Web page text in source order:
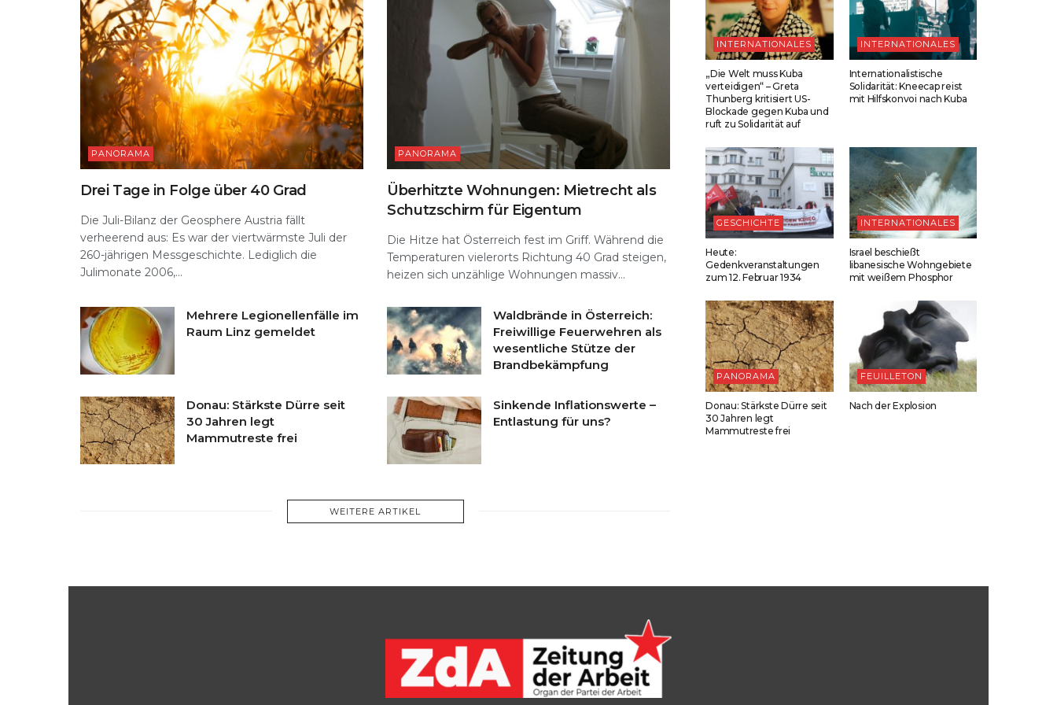
PANORAMA
Drei Tage in Folge über 40 Grad
Die Juli-Bilanz der Geosphere Austria fällt
verheerend aus: Es war der viertwärmste Juli der
260-jährigen Messgeschichte. Lediglich die
Julimonate 2006,...
PANORAMA
Überhitzte Wohnungen: Mietrecht als
Schutzschirm für Eigentum
Die Hitze hat Österreich fest im Griff. Während die
Temperaturen vielerorts Richtung 40 Grad steigen,
heizen sich unzählige Wohnungen massiv...
Mehrere Legionellenfälle im
Raum Linz gemeldet
Waldbrände in Österreich:
Freiwillige Feuerwehren als
wesentliche Stütze der
Brandbekämpfung
Donau: Stärkste Dürre seit
30 Jahren legt
Mammutreste frei
Sinkende Inflationswerte –
Entlastung für uns?
WEITERE ARTIKEL
INTERNATIONALES
„Die Welt muss Kuba
verteidigen“ – Greta
Thunberg kritisiert US-
Blockade gegen Kuba und
ruft zu Solidarität auf
INTERNATIONALES
Internationalistische
Solidarität: Kneecap reist
mit Hilfskonvoi nach Kuba
GESCHICHTE
Heute:
Gedenkveranstaltungen
zum 12. Februar 1934
INTERNATIONALES
Israel beschießt
libanesische Wohngebiete
mit weißem Phosphor
PANORAMA
Donau: Stärkste Dürre seit
30 Jahren legt
Mammutreste frei
FEUILLETON
Nach der Explosion